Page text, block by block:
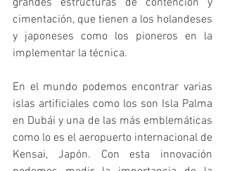
cimentación, que tienen a los holandeses
y japoneses como los pioneros en la
implementar la técnica.
En el mundo podemos encontrar varias
islas artificiales como los son Isla Palma
en Dubái y una de las más emblemáticas
como lo es el aeropuerto internacional de
Kensai, Japón. Con esta innovación